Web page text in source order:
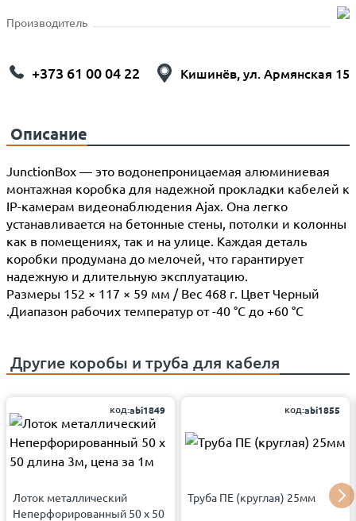
Производитель
+373 61 00 04 22 Кишинёв, ул. Армянская 15
Описание
JunctionBox — это водонепроницаемая алюминиевая
монтажная коробка для надежной прокладки кабелей к
IP-камерам видеонаблюдения Ajax. Она легко
устанавливается на бетонные стены, потолки и колонны
как в помещениях, так и на улице. Каждая деталь
коробки продумана до мелочей, что гарантирует
надежную и длительную эксплуатацию.
Размеры 152 × 117 × 59 мм / Вес 468 г. Цвет Черный
.Диапазон рабочих температур от -40 °C до +60 °C
Другие коробы и труба для кабеля
код:abi1849
Лоток металлический
Неперфорированный 50 x 50
код:abi1855
Труба ПЕ (круглая) 25мм